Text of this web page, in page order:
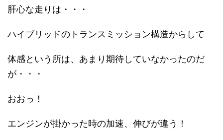
肝心な走りは・・・
ハイブリッドのトランスミッション構造からして
体感という所は、あまり期待していなかったのだ
が・・・
おおっ！
エンジンが掛かった時の加速、伸びが違う！